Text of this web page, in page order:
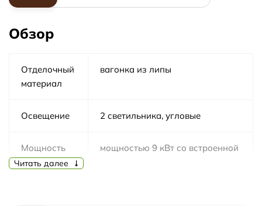
Обзор
Отделочный
материал
вагонка из липы
Освещение 2 светильника, угловые
Мощность
мощностью 9 кВт со встроенной
Читать далее